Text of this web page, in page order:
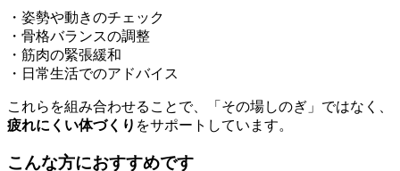
・姿勢や動きのチェック
・骨格バランスの調整
・筋肉の緊張緩和
・日常生活でのアドバイス
これらを組み合わせることで、「その場しのぎ」ではなく、
疲れにくい体づくり をサポートしています。
こんな方におすすめです